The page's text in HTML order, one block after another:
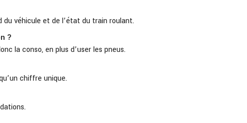
du véhicule et de l’état du train roulant.
?
la conso, en plus d’user les pneus.
chiffre unique.